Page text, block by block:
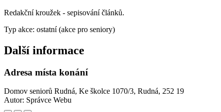
Redakční kroužek - sepisování článků.
Typ akce: ostatní (akce pro seniory)
Další informace
Adresa místa konání
Domov seniorů Rudná, Ke školce 1070/3, Rudná, 252 19
Autor: Správce Webu